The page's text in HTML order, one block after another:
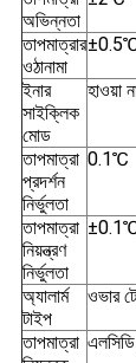
অভিন্নতা
তাপমাত্রার
ওঠানামা
ইনার
সাইক্লিক
মোড
হাওয়া
তাপমাত্রা
প্রদর্শন
নির্ভুলতা
0.1℃
তাপমাত্রা
নিয়ন্ত্রণ
নির্ভুলতা
অ্যালার্ম
টাইপ
ওভার
তাপমাত্রা